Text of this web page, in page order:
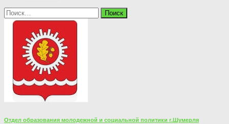
Найти:
Отдел образования молодежной и социальной политики г.Шумерля